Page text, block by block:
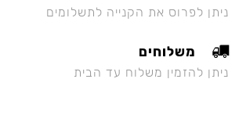
ניתן לפרוס את הקנייה לתשלומים
משלוחים
ניתן להזמין משלוח עד הבית